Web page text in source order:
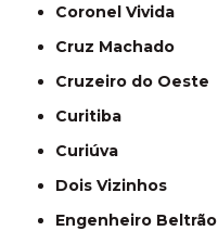
Coronel Vivida
Cruz Machado
Cruzeiro do Oeste
Curitiba
Curiúva
Dois Vizinhos
Engenheiro Beltrão